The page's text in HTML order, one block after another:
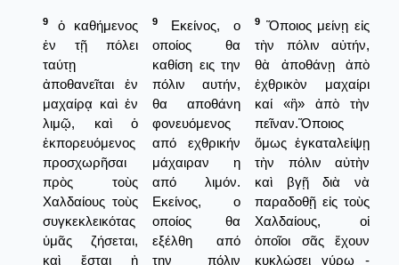
9
ὁ καθήμενος
ἐν τῇ πόλει
ταύτῃ
ἀποθανεῖται ἐν
μαχαίρᾳ καὶ ἐν
λιμῷ, καὶ ὁ
ἐκπορευόμενος
προσχωρῆσαι
πρὸς τοὺς
Χαλδαίους τοὺς
συγκεκλεικότας
ὑμᾶς ζήσεται,
καὶ ἔσται ἡ
9
Εκείνος, ο
οποίος θα
καθίση εις την
πόλιν αυτήν,
θα αποθάνη
φονευόμενος
από εχθρικήν
μάχαιραν η
από λιμόν.
Εκείνος, ο
οποίος θα
εξέλθη από
την πόλιν
9 Ὅποιος μείνῃ εἰς
τὴν πόλιν αὐτήν,
θὰ ἀποθάνῃ ἀπὸ
ἐχθρικὸν μαχαίρι
καί «ἢ» ἀπὸ τὴν
πεῖναν.Ὅποιος
ὅμως ἐγκαταλείψῃ
τὴν πόλιν αὐτὴν
καὶ βγῇ διὰ νὰ
παραδοθῇ εἰς τοὺς
Χαλδαίους, οἱ
ὁποῖοι σᾶς ἔχουν
κυκλώσει γύρω -